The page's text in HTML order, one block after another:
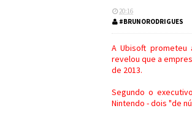
20:16
#BRUNORODRIGUES
A Ubisoft prometeu
revelou que a
de 2013.
Segundo o
Nintendo - dois "de